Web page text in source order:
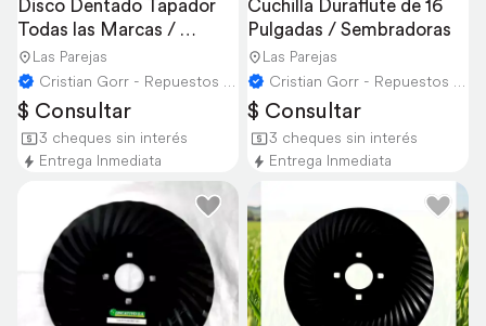
Disco Dentado Tapador
Todas las Marcas /
Sembradoras
Las Parejas
Cristian Gorr - Repuestos Agricolas
$ Consultar
3 cheques sin interés
Entrega Inmediata
Cuchilla Duraflute de 16
Pulgadas / Sembradoras
Las Parejas
Cristian Gorr - Repuestos Agricolas
$ Consultar
3 cheques sin interés
Entrega Inmediata